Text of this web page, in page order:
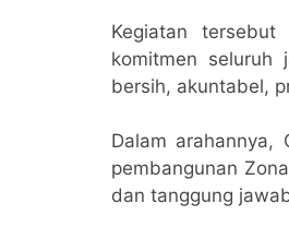
Kegiatan
komitmen seluruh
bersih, akuntabel,
Dalam arahannya,
pembangunan
dan tanggung